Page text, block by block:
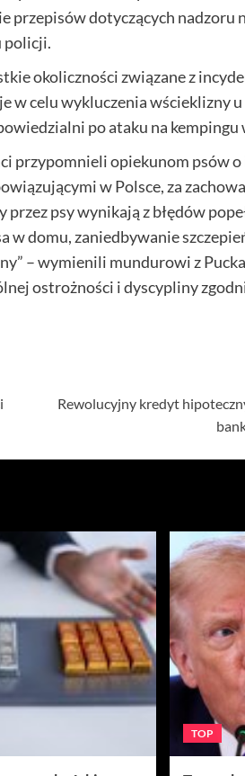
przepisów dotyczących nadzoru
policji.
okoliczności związane z
w celu wykluczenia wścieklizny u
po ataku na kempingu
przypomnieli opiekunom psów
w Polsce, za
psy wynikają z błędów
w domu, zaniedbywanie
– wymienili mundurowi z
ostrożności i dyscypliny
Rewolucyjny kredyt
TOP